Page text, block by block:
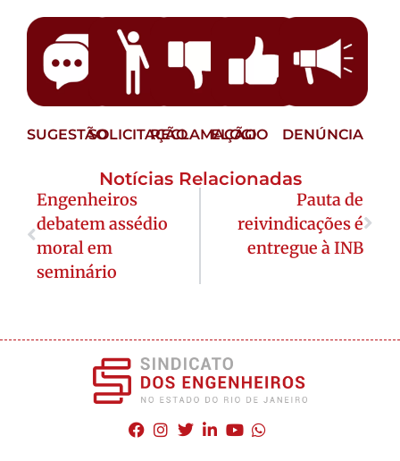
SUGESTÃOSOLICITAÇÃORECLAMAÇÃO
ELOGIO DENÚNCIA
Notícias Relacionadas
Engenheiros
debatem assédio
moral em
seminário
Pauta de
reivindicações é
entregue à INB